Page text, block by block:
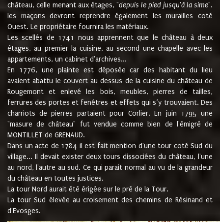
château, celle menant aux étages, "depuis le pied jusqu'à la sime".
les maçons devront reprendre également les murailles coté
Ouest. Le propriétaire fournira les matériaux.
Les scellés de 1741 nous apprennent que le château à deux
étages, au premier la cuisine, au second une chapelle avec les
appartements, un cabinet d'archives...
En 1776, une plainte est déposée car des habitant du lieu
avaient abattu le couvert au dessus de la cuisine du château de
Rougemont et enlevé les bois, meubles, pierres de tailles,
ferrures des portes et fenêtres et effets qui s’y trouvaient. Des
charriots de pierres partaient pour Corlier. En juin 1795 une
"masure de château" fut vendue comme bien de l'émigré de
MONTILLET de GRENAUD.
Dans un acte de 1784 il est fait mention d'une tour coté Sud du
village... Il devait exister deux tours dissociées du château, l'une
au nord, l'autre au sud. Ce qui parait normal au vu de la grandeur
du château en toutes justices.
La tour Nord aurait été érigée sur le pré de la Tour.
La tour Sud élevée au croisement des chemins de Résinand et
d'Evosges.